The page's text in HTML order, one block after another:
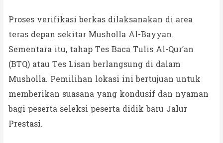
Proses verifikasi berkas dilaksanakan di area
teras depan sekitar Musholla Al-Bayyan.
Sementara itu, tahap Tes Baca Tulis Al-Qur’an
(BTQ) atau Tes Lisan berlangsung di dalam
Musholla. Pemilihan lokasi ini bertujuan untuk
memberikan suasana yang kondusif dan nyaman
bagi peserta seleksi peserta didik baru Jalur
Prestasi.